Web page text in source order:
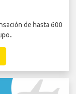
de hasta 600